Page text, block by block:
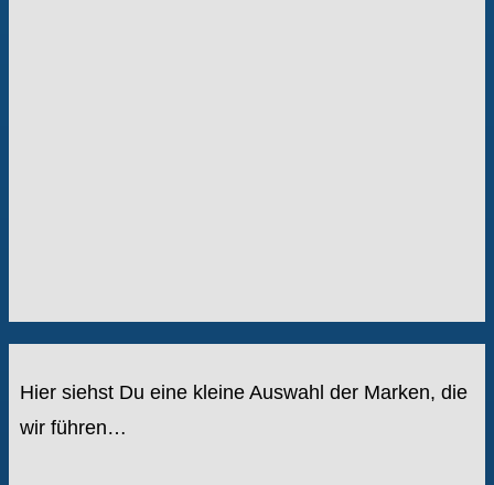
Hier siehst Du eine kleine Auswahl der Marken, die
wir führen…